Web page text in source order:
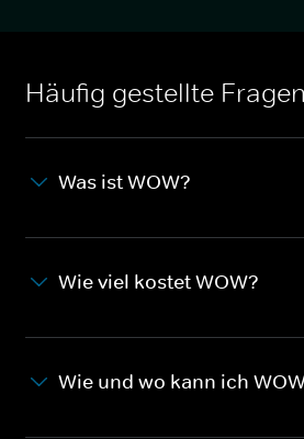
Häufig gestellte Fragen
Was ist WOW?
Wie viel kostet WOW?
Wie und wo kann ich